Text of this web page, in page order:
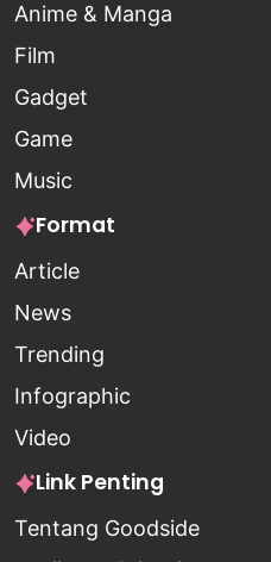
Anime & Manga
Film
Gadget
Game
Music
Format
Article
News
Trending
Infographic
Video
Link Penting
Tentang Goodside